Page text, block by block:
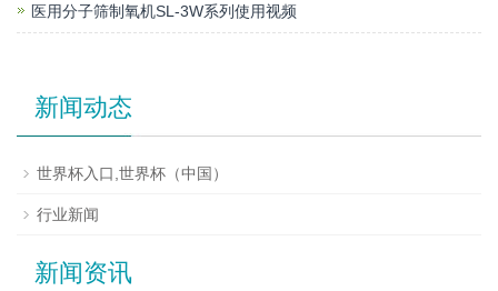
医用分子筛制氧机SL-3W系列使用视频
新闻动态
世界杯入口,世界杯（中国）
行业新闻
新闻资讯